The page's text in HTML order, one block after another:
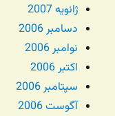
ژانویه 2007
دسامبر 2006
نوامبر 2006
اکتبر 2006
سپتامبر 2006
آگوست 2006